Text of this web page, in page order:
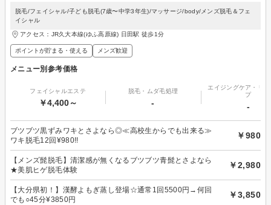
脱毛/フェイシャル/子ども脱毛(7歳〜中学3年生)/マッサージ/body/メンズ脱毛＆フェ
イシャル
アクセス：JR久大本線(ゆふ高原線) 日田駅 徒歩1分
ポイントが貯まる・使える メンズ歓迎
メニュー別参考価格
フェイシャルエステ
￥4,400～
脱毛・ムダ毛処理
-
エイジングケア・リ
プ
-
ブツブツ黒ずみワキとさよなら◎≪高校生からでも出来る≫
ワキ脱毛12回¥980!!
￥980
【メンズ髭脱毛】清潔感が無くなるブツブツ青髭とさよなら
★美肌ヒゲ脱毛体験
￥2,980
【大分県初！】漢酵よもぎ蒸し登場☆通常1回5500円→何回
でも○45分¥3850円
￥3,850